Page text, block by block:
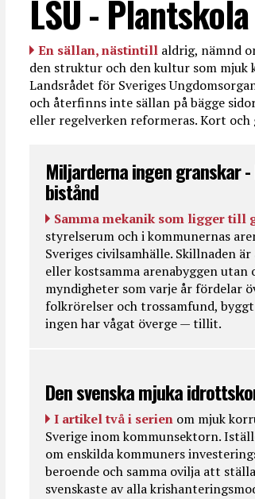
LSU -
En sällan, nästintill aldrig, nämnd
den struktur och den kultur som
Landsrådet för Sveriges
och återfinns inte sällan på bägge
eller regelverken reformeras. Kort
Miljarderna ingen granskar
bistånd
Samma mekanik som ligger till
styrelserum och i kommunernas
Sveriges civilsamhälle. Skillnaden
eller kostsamma arenabyggen
myndigheter som varje år fördelar
folkrörelser och trossamfund,
ingen har vågat överge — tillit.
Den svenska mjuka
I artikel två i serien om mjuk
Sverige inom kommunsektorn.
om enskilda kommuners
beroende och samma ovilja att
svenskaste av alla